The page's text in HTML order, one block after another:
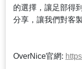
的選擇，讓足部得
分享，讓我們對客
OverNice官網: